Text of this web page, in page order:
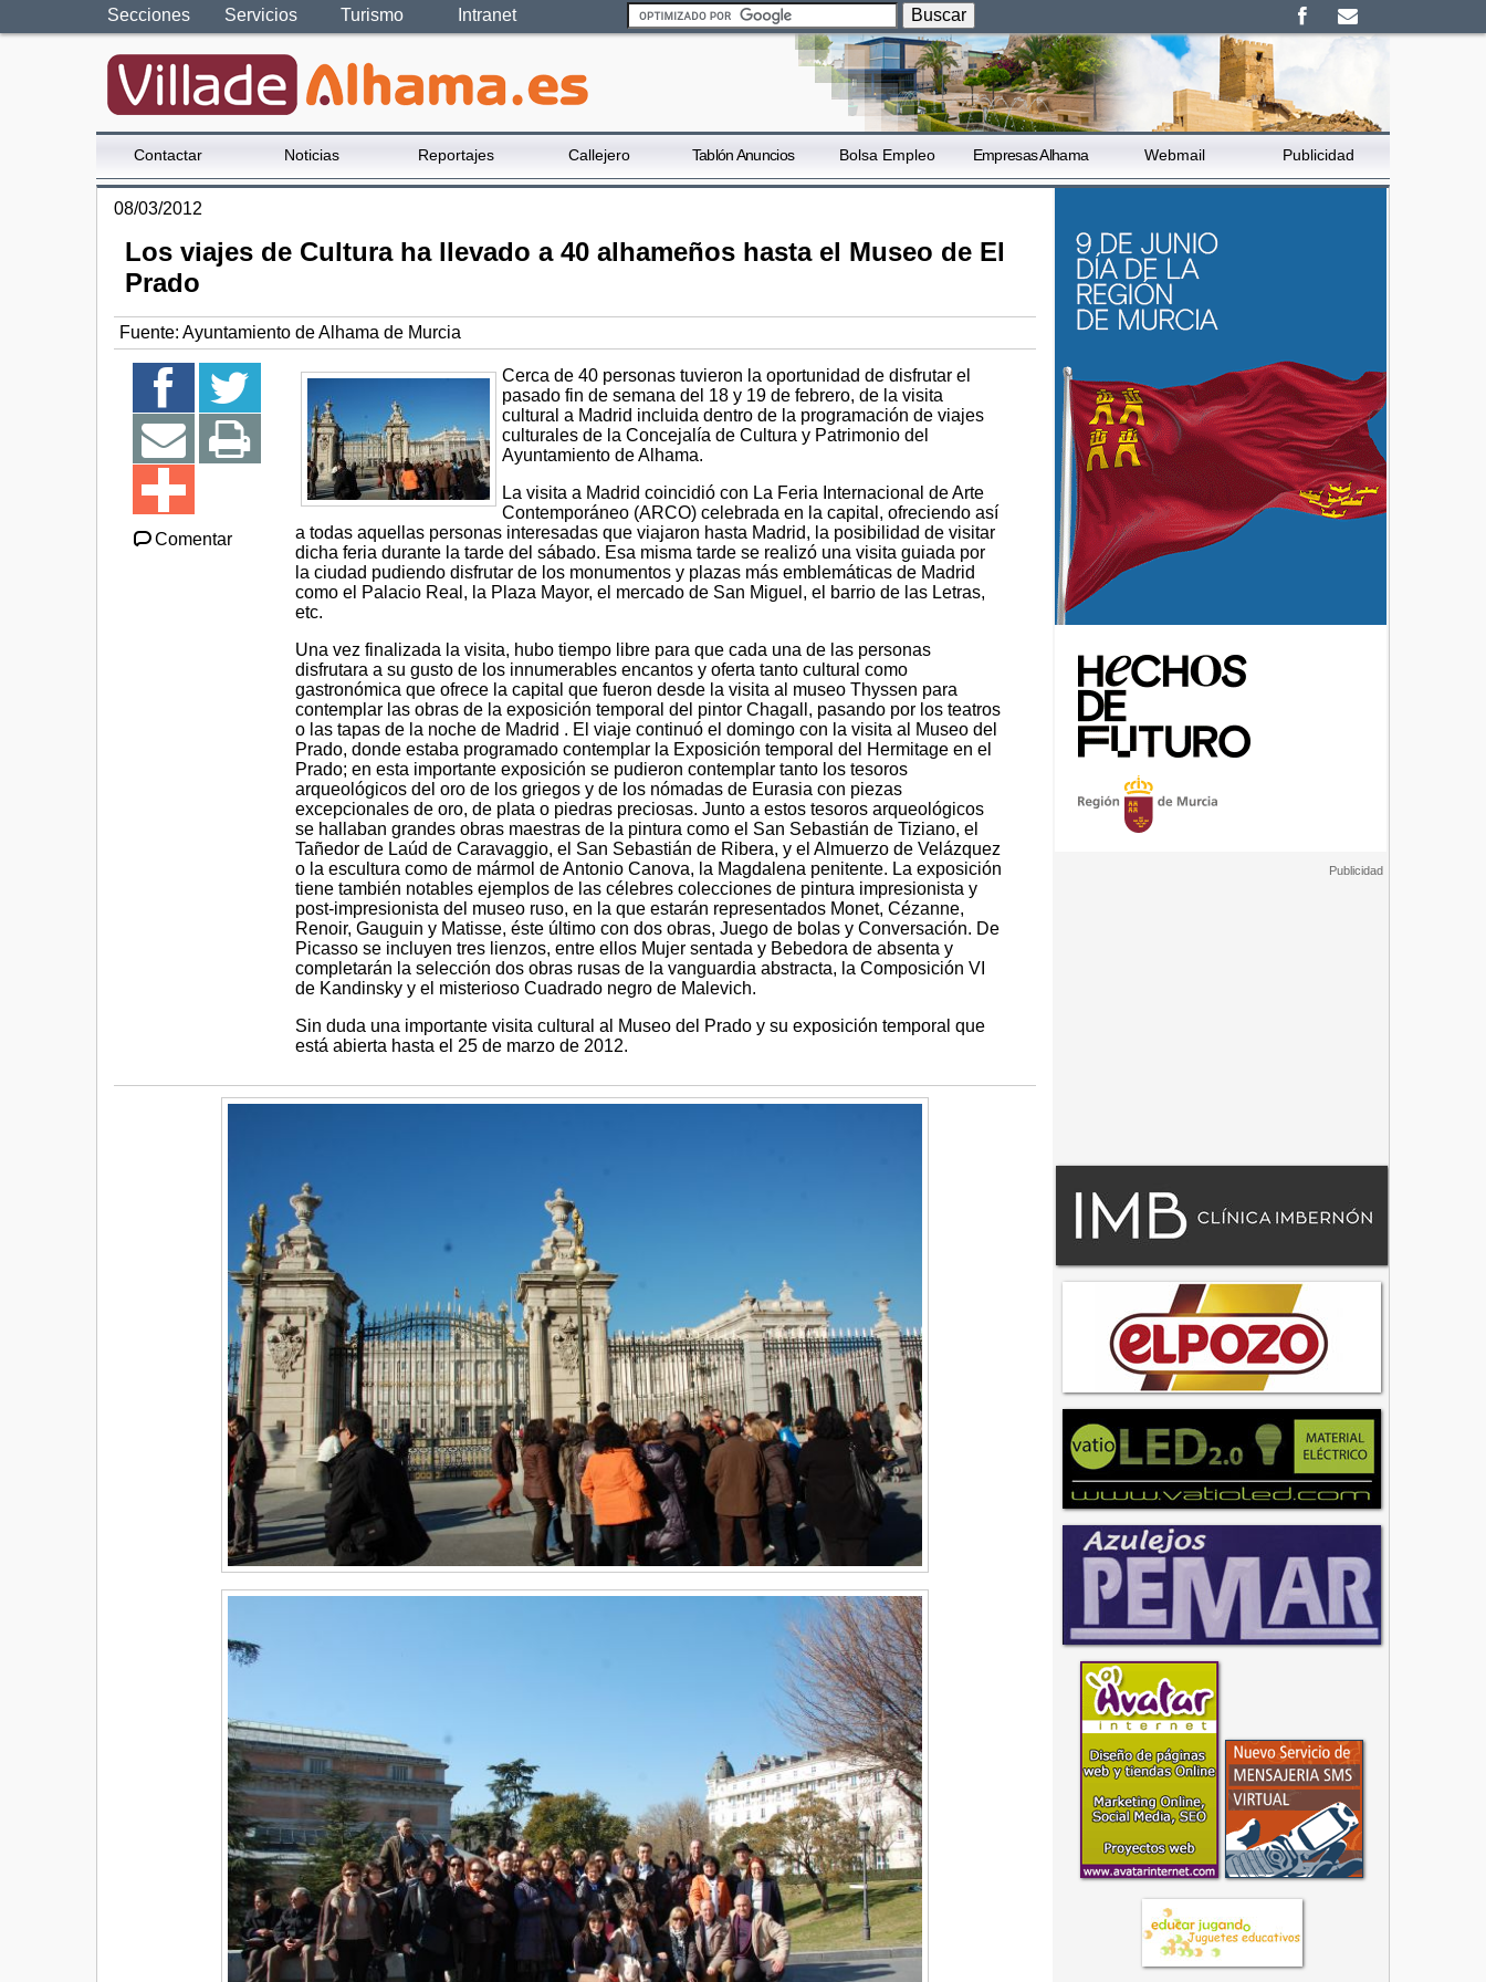
Secciones Servicios Turismo Intranet
Contactar Noticias Reportajes Callejero Tablón Anuncios Bolsa Empleo Empresas Alhama Webmail Publicidad
08/03/2012
Los viajes de Cultura ha llevado a 40 alhameños hasta el Museo de El
Prado
Fuente: Ayuntamiento de Alhama de Murcia
Comentar
Cerca de 40 personas tuvieron la oportunidad de disfrutar el
pasado fin de semana del 18 y 19 de febrero, de la visita
cultural a Madrid incluida dentro de la programación de viajes
culturales de la Concejalía de Cultura y Patrimonio del
Ayuntamiento de Alhama.
La visita a Madrid coincidió con La Feria Internacional de Arte
Contemporáneo (ARCO) celebrada en la capital, ofreciendo así
a todas aquellas personas interesadas que viajaron hasta Madrid, la posibilidad de visitar
dicha feria durante la tarde del sábado. Esa misma tarde se realizó una visita guiada por
la ciudad pudiendo disfrutar de los monumentos y plazas más emblemáticas de Madrid
como el Palacio Real, la Plaza Mayor, el mercado de San Miguel, el barrio de las Letras,
etc.
Una vez finalizada la visita, hubo tiempo libre para que cada una de las personas
disfrutara a su gusto de los innumerables encantos y oferta tanto cultural como
gastronómica que ofrece la capital que fueron desde la visita al museo Thyssen para
contemplar las obras de la exposición temporal del pintor Chagall, pasando por los teatros
o las tapas de la noche de Madrid . El viaje continuó el domingo con la visita al Museo del
Prado, donde estaba programado contemplar la Exposición temporal del Hermitage en el
Prado; en esta importante exposición se pudieron contemplar tanto los tesoros
arqueológicos del oro de los griegos y de los nómadas de Eurasia con piezas
excepcionales de oro, de plata o piedras preciosas. Junto a estos tesoros arqueológicos
se hallaban grandes obras maestras de la pintura como el San Sebastián de Tiziano, el
Tañedor de Laúd de Caravaggio, el San Sebastián de Ribera, y el Almuerzo de Velázquez
o la escultura como de mármol de Antonio Canova, la Magdalena penitente. La exposición
tiene también notables ejemplos de las célebres colecciones de pintura impresionista y
post-impresionista del museo ruso, en la que estarán representados Monet, Cézanne,
Renoir, Gauguin y Matisse, éste último con dos obras, Juego de bolas y Conversación. De
Picasso se incluyen tres lienzos, entre ellos Mujer sentada y Bebedora de absenta y
completarán la selección dos obras rusas de la vanguardia abstracta, la Composición VI
de Kandinsky y el misterioso Cuadrado negro de Malevich.
Sin duda una importante visita cultural al Museo del Prado y su exposición temporal que
está abierta hasta el 25 de marzo de 2012.